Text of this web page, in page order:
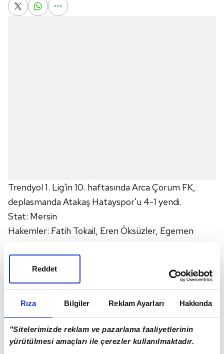
Rıza Bilgiler Reklam Ayarları Hakkında
"Sitelerimizde reklam ve pazarlama faaliyetlerinin
yürütülmesi amaçları ile çerezler kullanılmaktadır.
Reddet
Trendyol 1. Lig'in 10. haftasında Arca Çorum FK,
deplasmanda Atakaş Hatayspor'u 4-1 yendi.
Stat: Mersin
Hakemler: Fatih Tokail, Eren Öksüzler, Egemen
Atakaş Hatayspor: Bekaj, Kerim Alıcı, Kilama, Kamil
Ahmet Çörekçi, Engin Can Aksoy (Dk. 46 Oğuzhan
Matur), Hodzic (Dk. 46 Bamgboye), Abdulkadir
Parmak, Görkem Sağlam (Dk. 85 Selimcan Temel),
Rui Pedro, Strandberg (Dk. 77 Yiğit Ali Buz),
Okoronkwo (Dk. 85 Ünal Emre Durmuşhan)
Arca Çorum FK: İbrahim Sehic, Attamah, Yusuf